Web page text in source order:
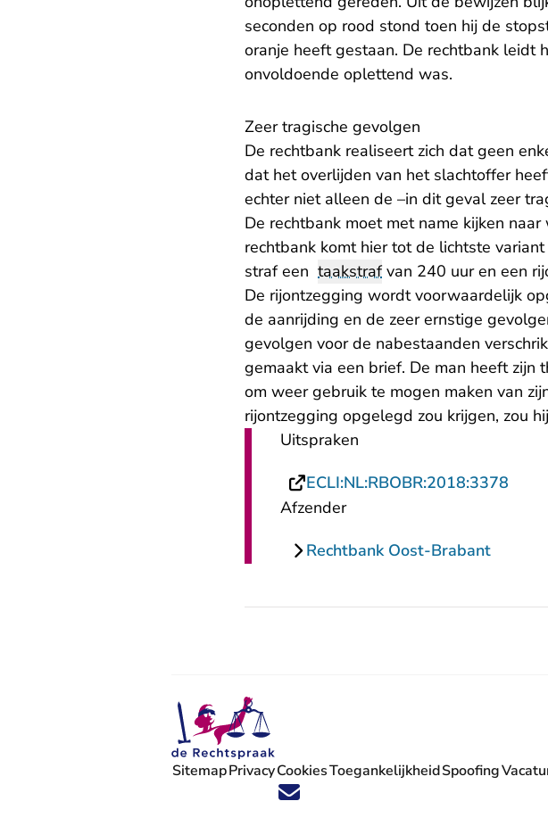
seconden op rood stond toen hij de
oranje heeft gestaan. De rechtbank leidt
onvoldoende oplettend was.
Zeer tragische gevolgen
De rechtbank realiseert zich dat geen
dat het overlijden van het slachtoffer
echter niet alleen de –in dit geval zeer
De rechtbank moet met name kijken
rechtbank komt hier tot de lichtste
straf een taakstrafvan 240 uur en een
De rijontzegging wordt voorwaardelijk
de aanrijding en de zeer ernstige
gevolgen voor de nabestaanden
gemaakt via een brief. De man heeft
om weer gebruik te mogen maken van
rijontzegging opgelegd zou krijgen, zou
Uitspraken
ECLI:NL:RBOBR:2018:3378
Afzender
Rechtbank Oost-Brabant
Volg ons op X (Twitter) - U verlaat Rechtspraak.nl
Volg ons op Facebook - U verlaat Rechtspraak.nl
Volg ons op Instagram - U verlaat Rechtspraak.nl
Volg ons op Youtube - U verlaat Rechtspraak.nl
Volg ons op LinkedIn - U verlaat
'Blijf op de hoogte' nieuwsbrief - U verlaat
SitemapPrivacyCookiesToegankelijkheidSpoofing - U